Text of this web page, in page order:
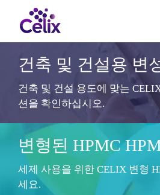
건축 및 건설용 변
건축 및 건설 용도에 맞는
션을 확인하십시오.
변형된 HPMC
세제 사용을 위한 CELIX 변형
세요.